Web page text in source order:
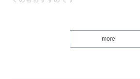
■サイズ：H28*W42*D12cm
お誕生日祝い卒業祝い 入学祝 バレン
more